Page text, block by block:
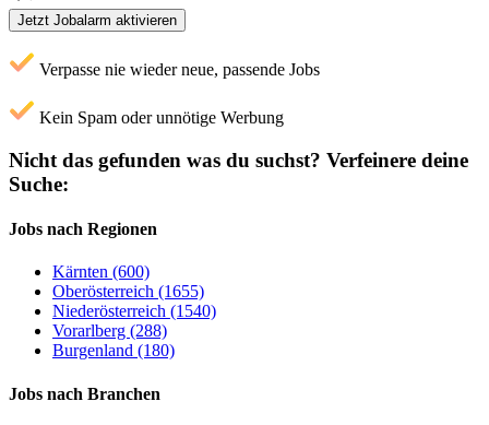
Jetzt Jobalarm aktivieren
Verpasse nie wieder neue, passende Jobs
Kein Spam oder unnötige Werbung
Nicht das gefunden was du suchst? Verfeinere deine
Suche:
Jobs nach Regionen
Kärnten (600)
Oberösterreich (1655)
Niederösterreich (1540)
Vorarlberg (288)
Burgenland (180)
Jobs nach Branchen